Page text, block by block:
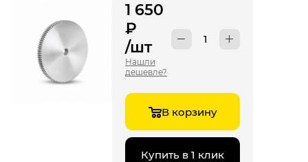
1 650
₽
/шт
Нашли
дешевле?
В корзину
Купить в 1 клик